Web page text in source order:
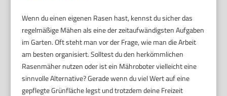
Wenn du einen eigenen Rasen hast, kennst du sicher das
regelmäßige Mähen als eine der zeitaufwändigsten Aufgaben
im Garten. Oft steht man vor der Frage, wie man die Arbeit
am besten organisiert. Solltest du den herkömmlichen
Rasenmäher nutzen oder ist ein Mähroboter vielleicht eine
sinnvolle Alternative? Gerade wenn du viel Wert auf eine
gepflegte Grünfläche legst und trotzdem deine Freizeit